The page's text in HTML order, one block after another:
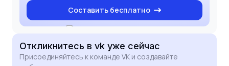
Составить бесплатно
Откликнитесь в vk уже сейчас
Присоединяйтесь к команде VK и создавайте